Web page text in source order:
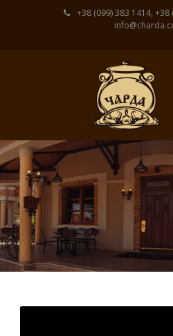
+38 (099) 383 1414, +38